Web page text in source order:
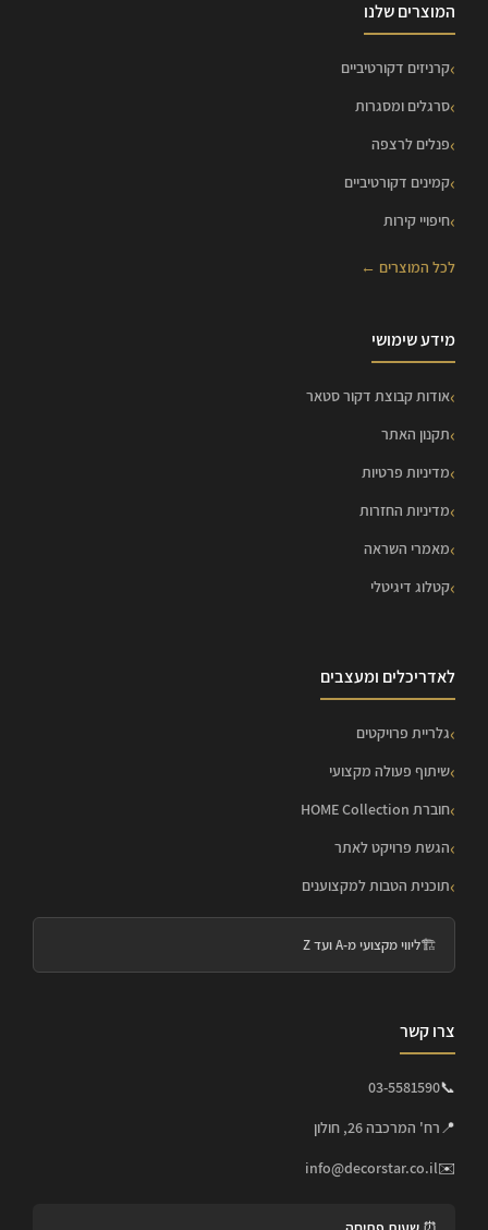
המוצרים שלנו
קרניזים דקורטיביים
סרגלים ומסגרות
פנלים לרצפה
קמינים דקורטיביים
חיפויי קירות
לכל המוצרים ←
מידע שימושי
אודות קבוצת דקור סטאר
תקנון האתר
מדיניות פרטיות
מדיניות החזרות
מאמרי השראה
קטלוג דיגיטלי
לאדריכלים ומעצבים
גלריית פרויקטים
שיתוף פעולה מקצועי
חוברת HOME Collection
הגשת פרויקט לאתר
תוכנית הטבות למקצוענים
🏗️ליווי מקצועי מ-A ועד Z
צרו קשר
📞
03-5581590
📍רח' המרכבה 26, חולון
✉️
info@decorstar.co.il